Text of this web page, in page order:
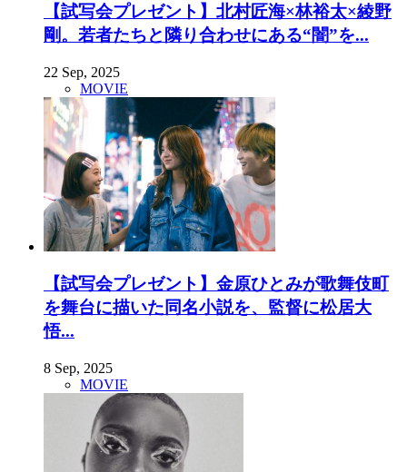
【試写会プレゼント】北村匠海×林裕太×綾野
剛。若者たちと隣り合わせにある“闇”を...
22 Sep, 2025
MOVIE
【試写会プレゼント】金原ひとみが歌舞伎町
を舞台に描いた同名小説を、監督に松居大
悟...
8 Sep, 2025
MOVIE